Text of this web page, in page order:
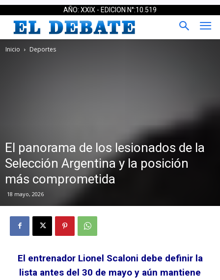
AÑO: XXIX - EDICION N°:10.519
Inicio Deportes
El panorama de los lesionados de la
Selección Argentina y la posición
más comprometida
18 mayo, 2026
El entrenador Lionel Scaloni debe definir la
lista antes del 30 de mayo y aún mantiene